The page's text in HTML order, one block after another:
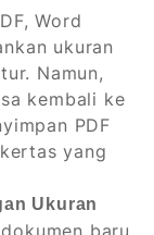
Word
ukuran
Namun,
kembali ke
PDF
yang
Ukuran
baru